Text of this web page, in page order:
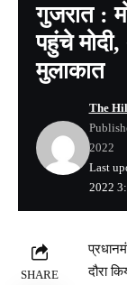
गुजरात :
पहुंचे
मुलाकात
Last
2022
The
2022
SHARE
दौरा